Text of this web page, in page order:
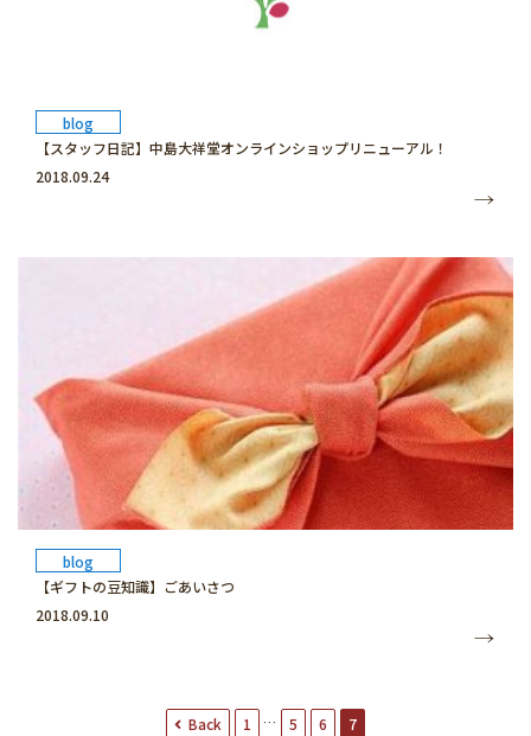
blog
【スタッフ日記】中島大祥堂オンラインショップリニューアル！
2018.09.24
blog
【ギフトの豆知識】ごあいさつ
2018.09.10
Back 1 … 5 6 7